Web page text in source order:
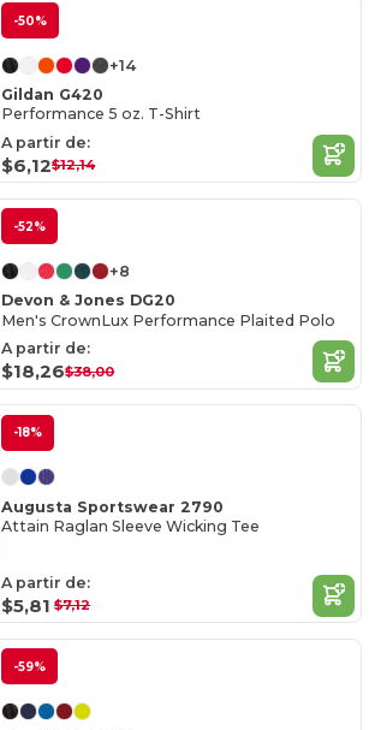
-50%
+14
Gildan G420
Performance 5 oz. T-Shirt
A partir de:
$6,12$12,14
-52%
+8
Devon & Jones DG20
Men's CrownLux Performance Plaited Polo
A partir de:
$18,26$38,00
-18%
Augusta Sportswear 2790
Attain Raglan Sleeve Wicking Tee
A partir de:
$5,81 $7,12
-59%